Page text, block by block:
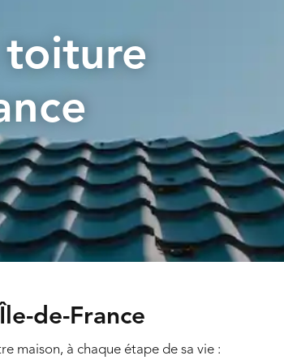
toiture
de-France
maison, à chaque étape de sa vie :